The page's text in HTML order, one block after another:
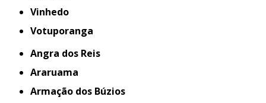
Vinhedo
Votuporanga
Angra dos Reis
Araruama
Armação dos Búzios